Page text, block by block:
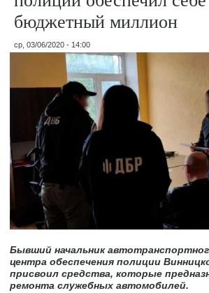
бюджетный миллион
ср, 03/06/2020 - 14:00
Бывший начальник
центра обеспечения полиции
присвоил средства, которые
ремонта служебных автомобилей.